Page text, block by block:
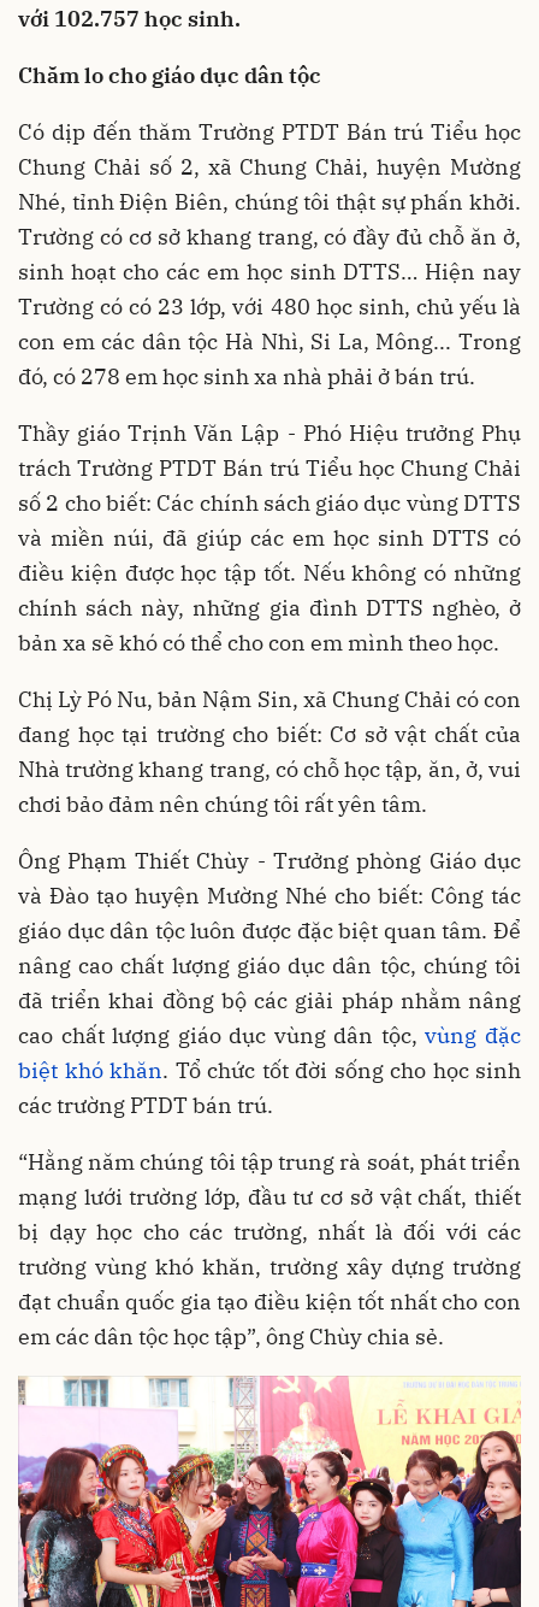
với 102.757 học sinh.
Chăm lo cho giáo dục dân tộc
Có dịp đến thăm Trường PTDT Bán trú Tiểu học
Chung Chải số 2, xã Chung Chải, huyện Mường
Nhé, tỉnh Điện Biên, chúng tôi thật sự phấn khởi.
Trường có cơ sở khang trang, có đầy đủ chỗ ăn ở,
sinh hoạt cho các em học sinh DTTS… Hiện nay
Trường có có 23 lớp, với 480 học sinh, chủ yếu là
con em các dân tộc Hà Nhì, Si La, Mông... Trong
đó, có 278 em học sinh xa nhà phải ở bán trú.
Thầy giáo Trịnh Văn Lập - Phó Hiệu trưởng Phụ
trách Trường PTDT Bán trú Tiểu học Chung Chải
số 2 cho biết: Các chính sách giáo dục vùng DTTS
và miền núi, đã giúp các em học sinh DTTS có
điều kiện được học tập tốt. Nếu không có những
chính sách này, những gia đình DTTS nghèo, ở
bản xa sẽ khó có thể cho con em mình theo học.
Chị Lỳ Pó Nu, bản Nậm Sin, xã Chung Chải có con
đang học tại trường cho biết: Cơ sở vật chất của
Nhà trường khang trang, có chỗ học tập, ăn, ở, vui
chơi bảo đảm nên chúng tôi rất yên tâm.
Ông Phạm Thiết Chùy - Trưởng phòng Giáo dục
và Đào tạo huyện Mường Nhé cho biết: Công tác
giáo dục dân tộc luôn được đặc biệt quan tâm. Để
nâng cao chất lượng giáo dục dân tộc, chúng tôi
đã triển khai đồng bộ các giải pháp nhằm nâng
cao chất lượng giáo dục vùng dân tộc,vùng đặc
biệt khó khăn. Tổ chức tốt đời sống cho học sinh
các trường PTDT bán trú.
“Hằng năm chúng tôi tập trung rà soát, phát triển
mạng lưới trường lớp, đầu tư cơ sở vật chất, thiết
bị dạy học cho các trường, nhất là đối với các
trường vùng khó khăn, trường xây dựng trường
đạt chuẩn quốc gia tạo điều kiện tốt nhất cho con
em các dân tộc học tập”, ông Chùy chia sẻ.